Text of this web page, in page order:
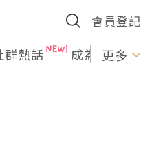
會員登記
群熱話 成為U更多